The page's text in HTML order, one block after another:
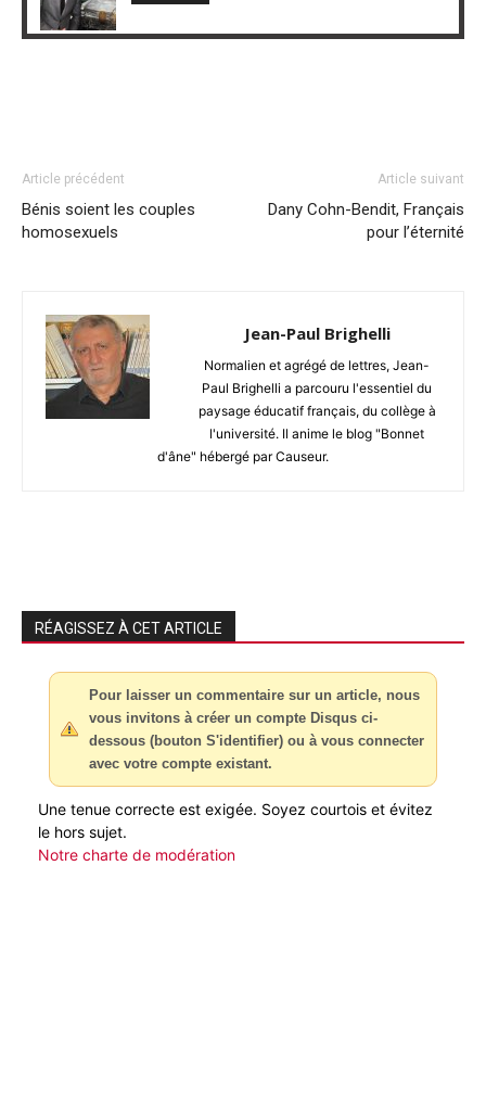
Article précédent
Bénis soient les couples
homosexuels
Article suivant
Dany Cohn-Bendit, Français
pour l’éternité
Jean-Paul Brighelli
Normalien et agrégé de lettres, Jean-
Paul Brighelli a parcouru l'essentiel du
paysage éducatif français, du collège à
l'université. Il anime le blog "Bonnet
d'âne" hébergé par Causeur.
RÉAGISSEZ À CET ARTICLE
Pour laisser un commentaire sur un article, nous
vous invitons à créer un compte Disqus ci-
dessous (bouton S'identifier) ou à vous connecter
avec votre compte existant.
Une tenue correcte est exigée. Soyez courtois et évitez
le hors sujet.
Notre charte de modération